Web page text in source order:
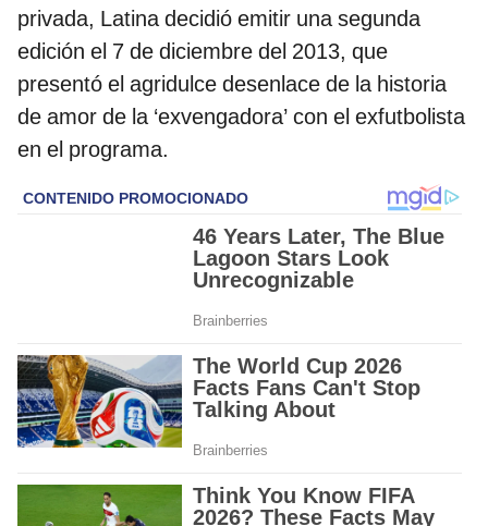
privada, Latina decidió emitir una segunda
edición el 7 de diciembre del 2013, que
presentó el agridulce desenlace de la historia
de amor de la ‘exvengadora’ con el exfutbolista
en el programa.